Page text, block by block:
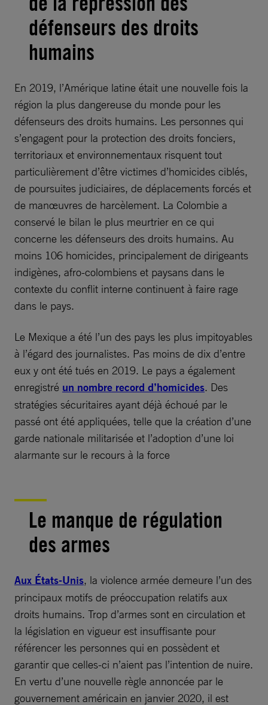
défenseurs des droits
humains
En 2019, l’Amérique latine était une nouvelle fois la
région la plus dangereuse du monde pour les
défenseurs des droits humains. Les personnes qui
s’engagent pour la protection des droits fonciers,
territoriaux et environnementaux risquent tout
particulièrement d’être victimes d’homicides ciblés,
de poursuites judiciaires, de déplacements forcés et
de manœuvres de harcèlement. La Colombie a
conservé le bilan le plus meurtrier en ce qui
concerne les défenseurs des droits humains. Au
moins 106 homicides, principalement de dirigeants
indigènes, afro-colombiens et paysans dans le
contexte du conflit interne continuent à faire rage
dans le pays.
Le Mexique a été l’un des pays les plus impitoyables
à l’égard des journalistes. Pas moins de dix d’entre
eux y ont été tués en 2019. Le pays a également
enregistré un nombre record d’homicides. Des
stratégies sécuritaires ayant déjà échoué par le
passé ont été appliquées, telle que la création d’une
garde nationale militarisée et l’adoption d’une loi
alarmante sur le recours à la force
Le manque de régulation
des armes
Aux États-Unis, la violence armée demeure l’un des
principaux motifs de préoccupation relatifs aux
droits humains. Trop d’armes sont en circulation et
la législation en vigueur est insuffisante pour
référencer les personnes qui en possèdent et
garantir que celles-ci n’aient pas l’intention de nuire.
En vertu d’une nouvelle règle annoncée par le
gouvernement américain en janvier 2020, il est